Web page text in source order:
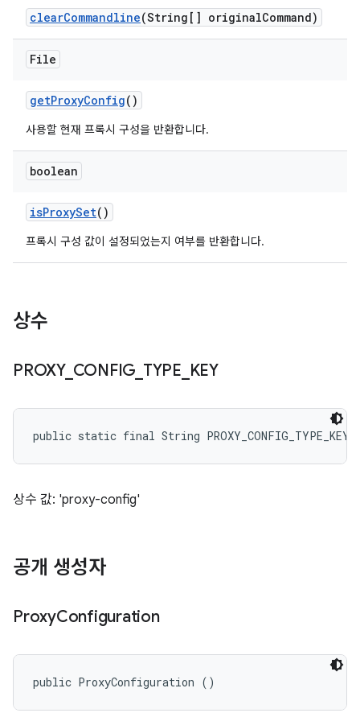
clearCommandline(String[] originalCommand)
File
getProxyConfig()
사용할 현재 프록시 구성을 반환합니다.
boolean
isProxySet()
프록시 구성 값이 설정되었는지 여부를 반환합니다.
상수
PROXY_ CONFIG TYPE KEY
public static final String PROXY_CONFIG_TYPE_KEY
상수 값: 'proxy-config'
공개 생성자
ProxyConfiguration
public ProxyConfiguration ()